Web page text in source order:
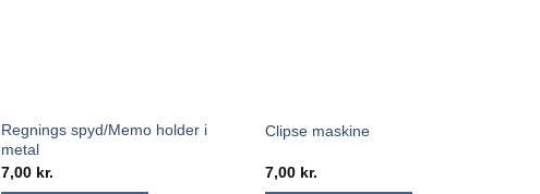
Regnings spyd/Memo holder i
metal
7,00 kr.
Clipse maskine
7,00 kr.